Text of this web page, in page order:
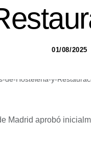
01/08/2025
Madrid aprobó